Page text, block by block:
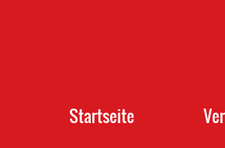
Startseite